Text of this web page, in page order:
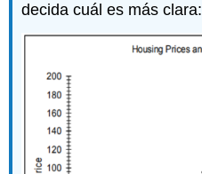
decida cuál es más clara: